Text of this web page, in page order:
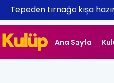
Cuento Dancer ile
Kiralama
Ana Sayfa